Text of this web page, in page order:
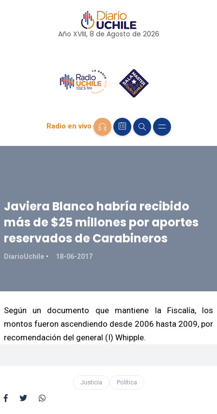
Año XVIII, 8 de Agosto de 2026
Radio en vivo
Javiera Blanco habría recibido
más de $25 millones por aportes
reservados de Carabineros
DiarioUchile 18-06-2017
Según un documento que mantiene la Fiscalía, los
montos fueron ascendiendo desde 2006 hasta 2009, por
recomendación del general (I) Whipple.
Justicia Política